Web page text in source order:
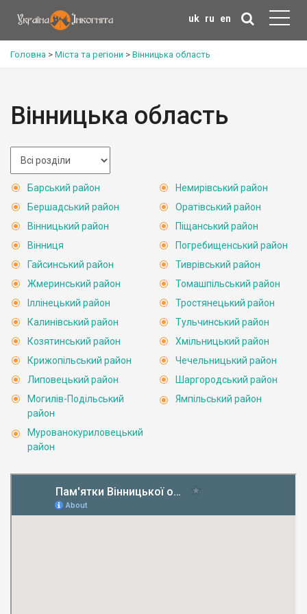
uk ru en
Головна > Міста та регіони > Вінницька область
Вінницька область
Барський район
Бершадський район
Вінницький район
Вінниця
Гайсинський район
Жмеринський район
Іллінецький район
Калинівський район
Козятинський район
Крижопільський район
Липовецький район
Могилів-Подільський
район
Мурованокуриловецький
район
Немирівський район
Оратівський район
Піщанський район
Погребищенський район
Тиврівський район
Томашпільський район
Тростянецький район
Тульчинський район
Хмільницький район
Чечельницький район
Шаргородський район
Ямпільський район